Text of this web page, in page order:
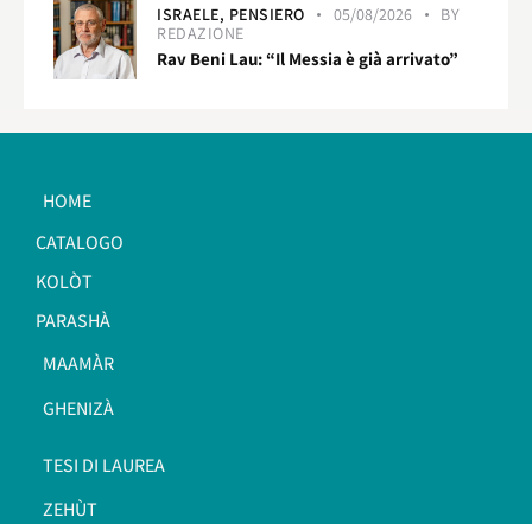
ISRAELE, PENSIERO 05/08/2026
BY
REDAZIONE
Rav Beni Lau: “Il Messia è già arrivato”
HOME
CATALOGO
KOLÒT
PARASHÀ
MAAMÀR
GHENIZÀ
TESI DI LAUREA
ZEHÙT